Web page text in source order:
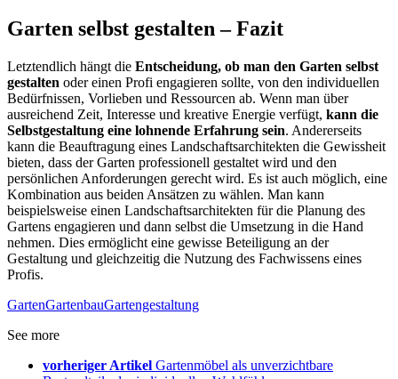
Garten selbst gestalten – Fazit
Letztendlich hängt die Entscheidung, ob man den Garten selbst
gestalten oder einen Profi engagieren sollte, von den individuellen
Bedürfnissen, Vorlieben und Ressourcen ab. Wenn man über
ausreichend Zeit, Interesse und kreative Energie verfügt, kann die
Selbstgestaltung eine lohnende Erfahrung sein. Andererseits
kann die Beauftragung eines Landschaftsarchitekten die Gewissheit
bieten, dass der Garten professionell gestaltet wird und den
persönlichen Anforderungen gerecht wird. Es ist auch möglich, eine
Kombination aus beiden Ansätzen zu wählen. Man kann
beispielsweise einen Landschaftsarchitekten für die Planung des
Gartens engagieren und dann selbst die Umsetzung in die Hand
nehmen. Dies ermöglicht eine gewisse Beteiligung an der
Gestaltung und gleichzeitig die Nutzung des Fachwissens eines
Profis.
GartenGartenbauGartengestaltung
See more
vorheriger Artikel Gartenmöbel als unverzichtbare